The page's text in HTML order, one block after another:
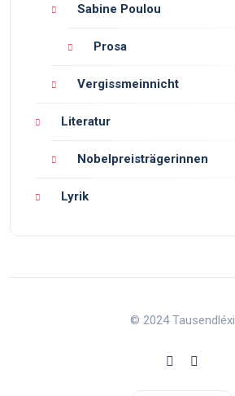
Sabine Poulou
Prosa
Vergissmeinnicht
Literatur
Nobelpreisträgerinnen
Lyrik
© 2024 Tausendléxi